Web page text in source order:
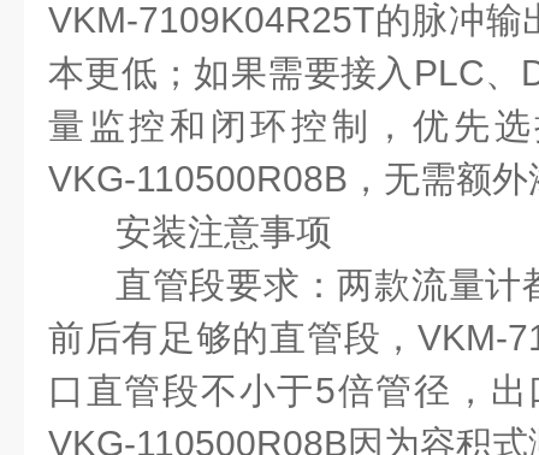
VKM-7109K04R25T的脉冲输
本更低；如果需要接入 PLC、
量监控和闭环控制，优先
VKG-110500R08B ，无需额
安装注意事项
直管段要求：两款流量计
前后有足够的直管段， VKM-
口直管段不小于5倍管径，
VKG-110500R08B因为容积